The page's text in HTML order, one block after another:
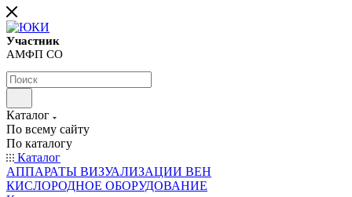
Участник
АМФП СО
Каталог
По всему сайту
По каталогу
Каталог
АППАРАТЫ ВИЗУАЛИЗАЦИИ ВЕН
КИСЛОРОДНОЕ ОБОРУДОВАНИЕ